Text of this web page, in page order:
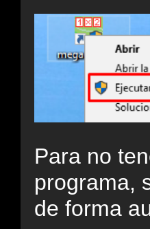
Para no
programa,
de forma